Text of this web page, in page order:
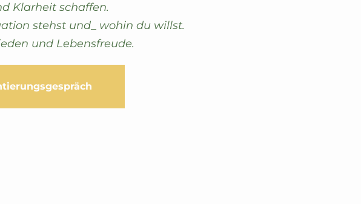
Klarheit schaffen.
stehst und_
wohin du willst.
und Lebensfreude.